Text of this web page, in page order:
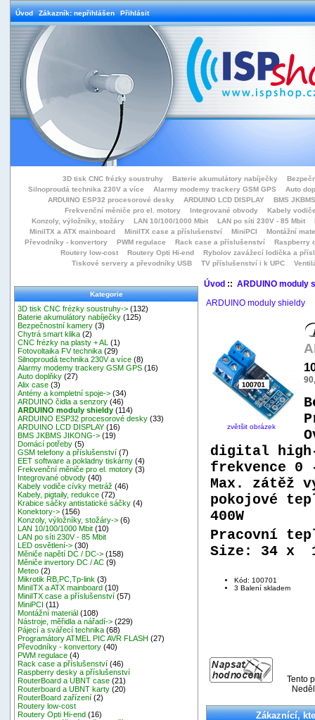
Úvod Zákazník: nepřihlášen Přihlásit
3D tisk CNC frézky soustruhy Baterie akumulátory nabíječky
Silnoproudá technika 230V a více
Alarmy modemy trackery GSM GPS
Auto
ARDUINO ESP32 procesorové desky
ARDUINO LCD DISPLAY
BMS
Frekvenční měniče pro el. motory
Integrované obvody
Kabely
Konzoly, výložníky, stožáry
LAN 10/100/1000 Mbit LAN po síti 230V - 85 Mbit
MiniITX a ATX mainboard
MiniITX case a příslušenství MiniPCI
Montážní
Převodníky - konvertory
PWM regulace Rack case a příslušenství
Raspberry
Routery low-cost
Routery Opti Hi-end
Rybolov zavážecí lodička a přísl
Tiskové servery a převodníky USB
TV příslušenství i k UPC
Kategorie
3D tisk CNC frézky soustruhy-> (132)
Baterie akumulátory nabíječky (125)
Bezpečnostní kamery (3)
Chytrá smart klika (2)
CNC frézky na plasty + AL
(1)
Fotovoltaika FV technika (29)
Silnoproudá technika 230V a více (8)
Alarmy modemy trackery GSM GPS (16)
Auto doplňky (27)
Alix case (3)
Antény a kompletní spoje-> (34)
ARDUINO čidla a senzory (46)
ARDUINO moduly shieldy (114)
ARDUINO ESP32 procesorové desky (33)
ARDUINO LCD DISPLAY (16)
BMS JKBMS JIKONG-> (19)
Domácí potřeby (5)
GSM telefony a příslušenství (7)
EET software a pokladny tiskárny (4)
Frekvenční měniče pro el. motory (3)
Integrované obvody (40)
Kabely vodiče cívky metráž (46)
Kabely, pigtaily, redukce (72)
Krabice sáčky antistatické sáčky (4)
Konektory-> (156)
Konzoly, výložníky, stožáry-> (6)
LAN 10/100/1000 Mbit (10)
LAN po síti 230V - 85 Mbit
LED osvětlení-> (30)
Měniče napětí DC / DC-> (158)
Měniče invertory DC / AC (9)
Meteo (2)
Mikrotik RB,PC,Tp-link (3)
MiniITX a ATX mainboard (10)
MiniITX case a příslušenství (57)
MiniPCI (11)
Montážní materiál (108)
Nástroje, měřidla a nářadí-> (229)
Pájecí a svářecí technika (68)
Programátory ATMEL PIC AVR FLASH (27)
Převodníky - konvertory (40)
PWM regulace (4)
Rack case a příslušenství (46)
Raspberry desky a příslušenství
RouterBoard a UBNT case (21)
Routerboard a UBNT karty (20)
RouterBoard zařízení (2)
Routery low-cost
Routery Opti Hi-end (16)
Úvod:: ARDUINO moduly
ARDUINO moduly shieldy
zvětšit obrázek
digital
frekvence 0
Max. zátěž
pokojové
400W
Pracovní
Size: 34 x
Kód: 100701
3 Balení skladem
Tento
Zákaznící,